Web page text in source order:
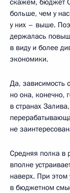
больше, чем у
у них – выше.
держалась
в виду и более
экономики.
Да, зависимость
но она, конечно,
в странах
не
Средняя полка в
вполне
наверх. При этом
в бюджетном